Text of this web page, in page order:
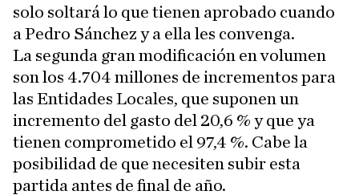
solo soltará lo que tienen aprobado cuando
a Pedro Sánchez y a ella les convenga.
La segunda gran modificación en volumen
son los 4.704 millones de incrementos para
las Entidades Locales, que suponen un
incremento del gasto del 20,6 % y que ya
tienen comprometido el 97,4 %. Cabe la
posibilidad de que necesiten subir esta
partida antes de final de año.